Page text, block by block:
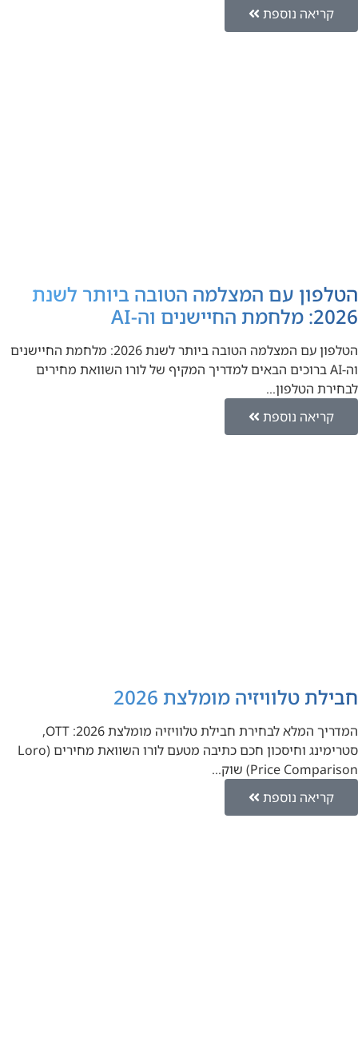
קריאה נוספת
הטלפון עם המצלמה הטובה ביותר לשנת
2026: מלחמת החיישנים וה-AI
הטלפון עם המצלמה הטובה ביותר לשנת 2026: מלחמת החיישנים
וה-AI ברוכים הבאים למדריך המקיף של לורו השוואת מחירים
לבחירת הטלפון…
קריאה נוספת
חבילת טלוויזיה מומלצת 2026
המדריך המלא לבחירת חבילת טלוויזיה מומלצת 2026: OTT,
סטרימינג וחיסכון חכם כתיבה מטעם לורו השוואת מחירים (Loro
Price Comparison) שוק…
קריאה נוספת